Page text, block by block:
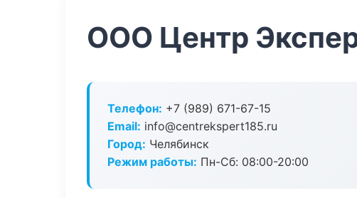
ООО Центр
Телефон: +7 (989) 671-67-15
Email: info@centrekspert185.ru
Город: Челябинск
Режим работы: Пн-Сб: 08:00-20:00